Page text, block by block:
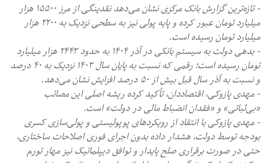
- تازه‌ترین گزارش بانک مرکزی نشان می‌دهد نقدینگی از مرز ۱۵۵۰۰ هزار
میلیارد تومان عبور کرده و پایه پولی نیز به سطحی نزدیک به ۲۲۰۰ هزار
میلیارد تومان رسیده است.
- بدهی دولت به‌ سیستم بانکی در آذر‌ ۱۴۰۴ به‌ حدود ۲۴۴۳ هزار میلیارد
تومان رسیده است؛ رقمی که نسبت‌ به ‌پایان سال ۱۴۰۳ نزدیک به‌ ۴۰‌ درصد
و نسبت‌ به ‌آذر سال قبل بیش از ۵۰‌ درصد افزایش نشان می‌دهد.
- مهدی پازوکی، اقتصاددان، تأکید کرده ریشه اصلی این مصائب
«بی‌ثباتی» و «فقدان انضباط مالی در دولت» است.
- مهدی پازوکی با انتقاد از رویکردهای پوپولیستی و پولی‌سازی کسری
بودجه توسط دولت، هشدار داده بدون اجرای فوری اصلاحات ساختاری،
حتی در صورت برقراری صلح پایدار و توافق دیپلماتیک نیز مهار تورم